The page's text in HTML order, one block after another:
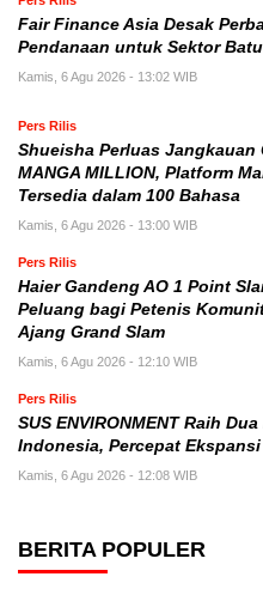
Fair Finance Asia Desak
Pendanaan untuk Sektor
Kamis, 6 Agu 2026 - 13:02 WIB
Pers Rilis
Shueisha Perluas Jangkauan
MANGA MILLION, Platform
Tersedia dalam 100 Bahasa
Kamis, 6 Agu 2026 - 13:00 WIB
Pers Rilis
Haier Gandeng AO 1 Point
Peluang bagi Petenis
Ajang Grand Slam
Kamis, 6 Agu 2026 - 12:10 WIB
Pers Rilis
SUS ENVIRONMENT Raih
Indonesia, Percepat
Kamis, 6 Agu 2026 - 12:08 WIB
BERITA POPULER